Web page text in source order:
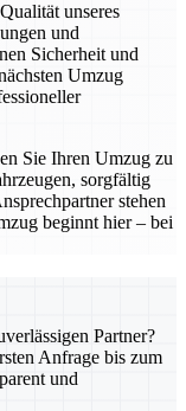
unseres
und
Sicherheit und
Umzug
Sie Ihren Umzug zu
sorgfältig
stehen
beginnt hier – bei
Partner?
Anfrage bis zum
und